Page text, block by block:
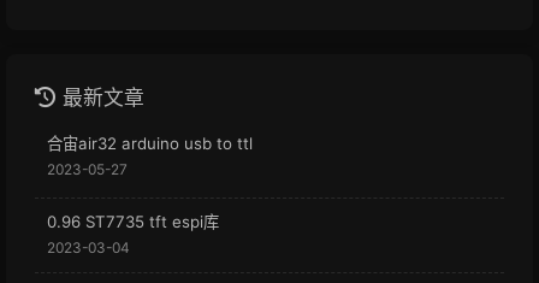
最新文章
合宙air32 arduino usb to ttl
2023-05-27
0.96 ST7735 tft espi库
2023-03-04